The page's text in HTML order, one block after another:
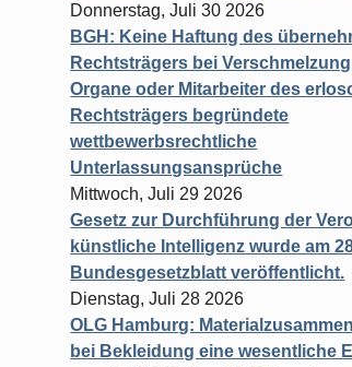
Donnerstag, Juli 30 2026
BGH: Keine Haftung des
Rechtsträgers bei
Organe oder Mitarbeiter des
Rechtsträgers begründete
wettbewerbsrechtliche
Unterlassungsansprüche
Mittwoch, Juli 29 2026
Gesetz zur Durchführung der
künstliche Intelligenz wurde am
Bundesgesetzblatt veröffentlicht.
Dienstag, Juli 28 2026
OLG Hamburg:
bei Bekleidung eine wesentliche